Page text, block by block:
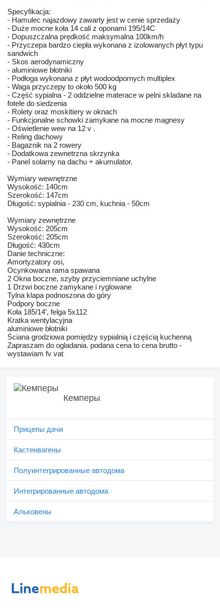
Specyfikacja:
- Hamulec najazdowy zawarty jest w cenie sprzedaży
- Duże mocne koła 14 cali z oponami 195/14C
- Dopuszczalna prędkość maksymalna 100km/h
- Przyczepa bardzo ciepła wykonana z izolowanych płyt typu
sandwich
- Skos aerodynamiczny
- aluminiowe błotniki
- Podłoga wykonana z płyt wodoodpornych multiplex
- Waga przyczepy to około 500 kg
- Część sypialna - 2 oddzielne materace w pelni skladane na
fotele do siedzenia
- Rolety oraz moskitiery w oknach
- Funkcjonalne schowki zamykane na mocne magnesy
- Oświetlenie wew na 12 v .
- Reling dachowy
- Bagaznik na 2 rowery
- Dodatkowa zewnetrzna skrzynka
- Panel solarny na dachu + akumulator.
Wymiary wewnętrzne
Wysokość: 140cm
Szerokość: 147cm
Długość: sypialnia - 230 cm, kuchnia - 50cm
Wymiary zewnętrzne
Wysokość: 205cm
Szerokość: 205cm
Długość: 430cm
Danie techniczne:
Amortyzatory osi,
Ocynkowana rama spawana
2 Okna boczne, szyby przyciemniane uchylne
1 Drzwi boczne zamykane i ryglowane
Tylna klapa podnoszona do góry
Podpory boczne
Koła 185/14’, felga 5x112
Kratka wentylacyjna
aluminiowe błotniki
Ściana grodziowa pomiędzy sypialnią i częścią kuchenną
Zapraszam do ogladania. podana cena to cena brutto -
wystawiam fv vat
Кемперы
Прицепы дачи
Кастенвагены
Полуинтегрированные автодома
Интегрированные автодома
Альковены